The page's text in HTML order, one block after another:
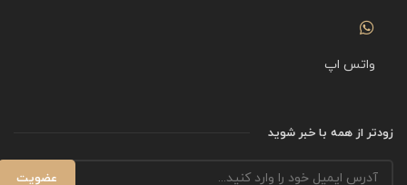
واتس اپ
زودتر از همه با خبر شوید